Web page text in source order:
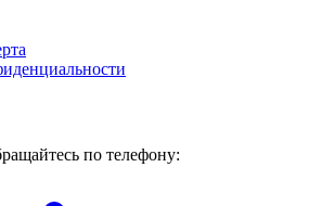
по телефону: